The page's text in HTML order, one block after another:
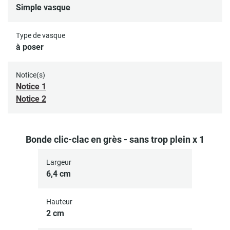
Simple vasque
Type de vasque
à poser
Notice(s)
Notice 1
Notice 2
Bonde clic-clac en grès - sans trop plein x 1
Largeur
6,4 cm
Hauteur
2 cm